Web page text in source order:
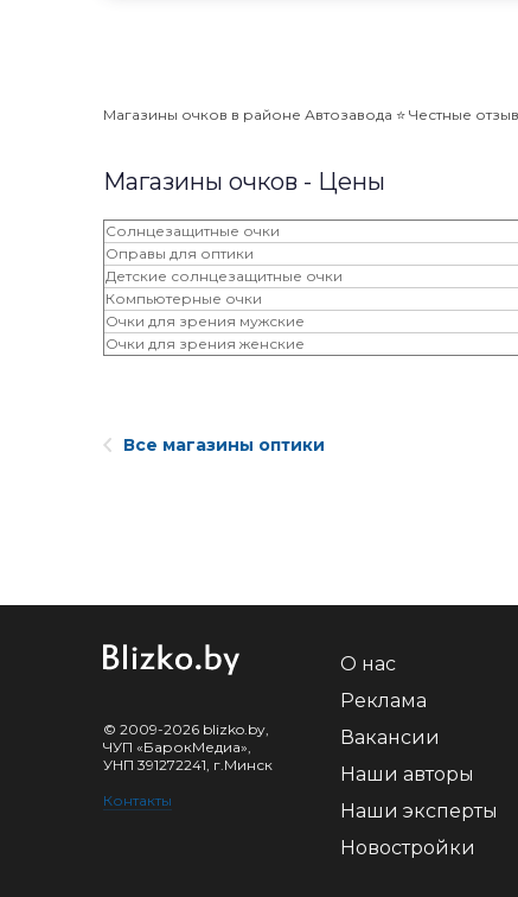
Магазины очков в районе Автозавода ⭐️ Честные
Магазины очков - Цены
Солнцезащитные очки
Оправы для оптики
Детские солнцезащитные очки
Компьютерные очки
Очки для зрения мужские
Очки для зрения женские
Все магазины оптики
© 2009-2026 blizko.by,
ЧУП «БарокМедиа»,
УНП 391272241, г.Минск
Контакты
О нас
Реклама
Вакансии
Наши авторы
Наши эксперты
Новостройки